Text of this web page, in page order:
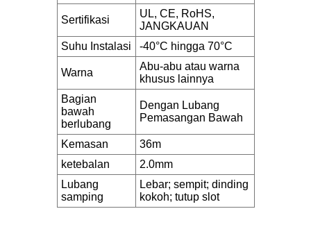
Sertifikasi
UL, CE, RoHS,
JANGKAUAN
Suhu Instalasi
-40°C hingga 70°C
Warna
Abu-abu atau warna
khusus lainnya
Bagian
bawah
berlubang
Dengan Lubang
Pemasangan Bawah
Kemasan
36m
ketebalan
2.0mm
Lubang
samping
Lebar; sempit; dinding
kokoh; tutup slot